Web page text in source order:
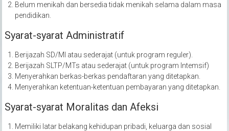
Belum menikah dan bersedia tidak menikah selama dalam masa
pendidikan.
Syarat-syarat Administratif
Berijazah SD/MI atau sederajat (untuk program reguler).
Berijazah SLTP/MTs atau sederajat (untuk program Intemsif)
Menyerahkan berkas-berkas pendaftaran yang ditetapkan.
Menyerahkan ketentuan-ketentuan pembayaran yang ditetapkan.
Syarat-syarat Moralitas dan Afeksi
Memiliki latar belakang kehidupan pribadi, keluarga dan sosial